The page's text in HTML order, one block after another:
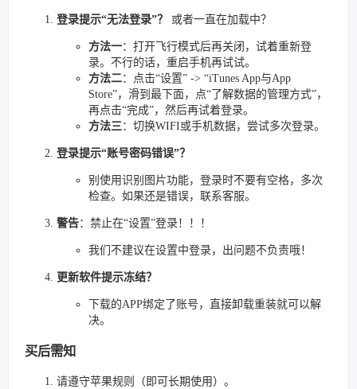
登录提示“无法登录”？ 或者一直在加载中？
方法一：打开飞行模式后再关闭，试着重新登
录。不行的话，重启手机再试试。
方法二：点击“设置” -> “iTunes App与App
Store”，滑到最下面，点“了解数据的管理方式”，
再点击“完成”，然后再试着登录。
方法三：切换WIFI或手机数据，尝试多次登录。
登录提示“账号密码错误”？
别使用识别图片功能，登录时不要有空格，多次
检查。如果还是错误，联系客服。
警告：禁止在“设置”登录！！！
我们不建议在设置中登录，出问题不负责哦！
更新软件提示冻结？
下载的APP绑定了账号，直接卸载重装就可以解
决。
买后需知
请遵守苹果规则（即可长期使用）。